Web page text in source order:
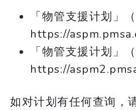
「物管支援计划」
https://
「物管支援计划」
https://
如对计划有任何查询，